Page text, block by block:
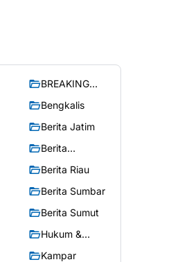
BREAKING
Bengkalis
Berita Jatim
Berita
Berita Riau
Berita Sumbar
Berita Sumut
Hukum &
Kampar